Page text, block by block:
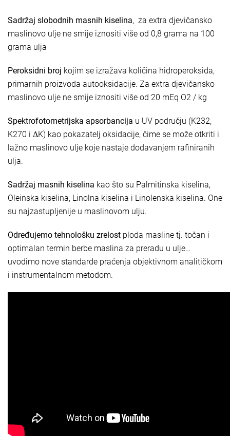
Sadržaj slobodnih masnih kiselina, za extra djevičansko
maslinovo ulje ne smije iznositi više od 0,8 grama na 100
grama ulja
Peroksidni broj kojim se izražava količina hidroperoksida,
primarnih proizvoda autooksidacije. Za extra djevičansko
maslinovo ulje ne smije iznositi više od 20 mEq O2 / kg
Spektrofotometrijska apsorbancija u UV području (K232,
K270 i ΔK) kao pokazatelj oksidacije, čime se može otkriti i
lažno maslinovo ulje koje nastaje dodavanjem rafiniranih
ulja.
Sadržaj masnih kiselina kao što su Palmitinska kiselina,
Oleinska kiselina, Linolna kiselina i Linolenska kiselina. One
su najzastupljenije u maslinovom ulju.
Određujemo tehnološku zrelost ploda masline tj. točan i
optimalan termin berbe maslina za preradu u ulje…
uvodimo nove standarde praćenja objektivnom analitičkom
i instrumentalnom metodom.